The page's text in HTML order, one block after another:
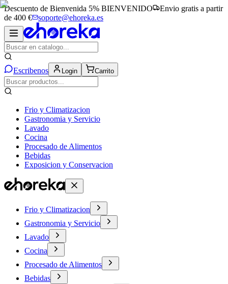
Descuento de Bienvenida 5% BIENVENIDO
Envio gratis a partir
de 400 €
soporte@ehoreka.es
Escribenos Login Carrito
Frio y Climatizacion
Gastronomia y Servicio
Lavado
Cocina
Procesado de Alimentos
Bebidas
Exposicion y Conservacion
Frio y Climatizacion
Gastronomia y Servicio
Lavado
Cocina
Procesado de Alimentos
Bebidas